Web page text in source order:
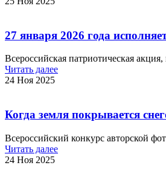
27 января 2026 года
Всероссийская патриотическая
Читать далее
24 Ноя 2025
Когда земля покрывается
Всероссийский конкурс авторской
Читать далее
24 Ноя 2025